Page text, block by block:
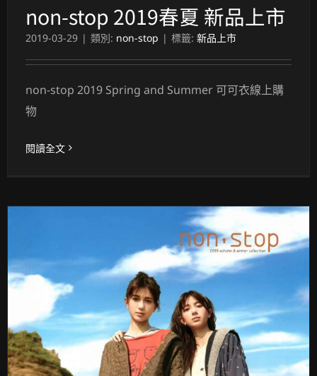
non-stop 2019春夏 新品上市
2019-03-29 | 類別: non-stop | 標籤: 新品上市
non-stop 2019 Spring and Summer 可可衣線上購
物
閱讀全文